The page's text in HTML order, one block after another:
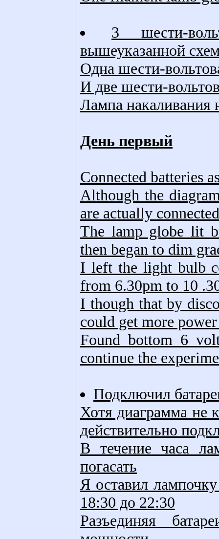
3 шести-
вышеуказанной
Одна шести-
И две шести-
Лампа накаливания
День первый
Connected batteries
Although the
are actually
The lamp globe lit
then began to dim
I left the light bulb
from 6.30pm to 10
I though that by
could get more
Found bottom 6
continue the
Подключил
Хотя диаграмма не
действительно
В течение часа
погасать
Я оставил
18:30 до 22:30
Разъединяя